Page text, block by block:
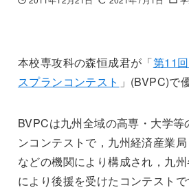
本校専攻科の森恒成君が「第11
スプランコンテスト 」(BVPC)で
BVPCは九州全域の高専・大学
ンコンテストで，九州経済産業
などの機関により構成され，九
により後援を受けたコンテストで